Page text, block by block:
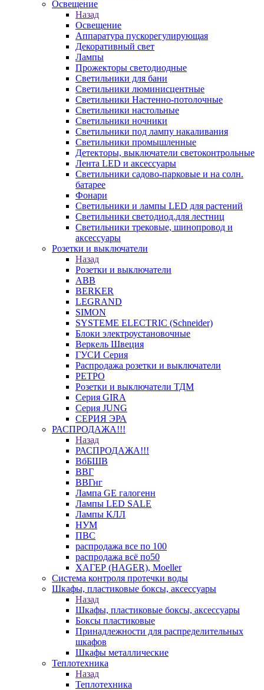
Освещение
Назад
Освещение
Аппаратура пускорегулирующая
Декоративный свет
Лампы
Прожекторы светодиодные
Светильники для бани
Светильники люминисцентные
Светильники Настенно-потолочные
Светильники настольные
Светильники ночники
Светильники под лампу накаливания
Светильники промышленные
Детекторы, выключатели светоконтрольные
Лента LED и аксессуары
Светильники садово-парковые и на солн.
батарее
Фонари
Светильники и лампы LED для растений
Светильники светодиод.для лестниц
Светильники трековые, шинопровод и
аксессуары
Розетки и выключатели
Назад
Розетки и выключатели
ABB
BERKER
LEGRAND
SIMON
SYSTEME ELECTRIC (Schneider)
Блоки электроустановочные
Веркель Швеция
ГУСИ Серия
Распродажа розетки и выключатели
РЕТРО
Розетки и выключатели ТДМ
Серия GIRA
Серия JUNG
СЕРИЯ ЭРА
РАСПРОДАЖА!!!
Назад
РАСПРОДАЖА!!!
ВбБШВ
ВВГ
ВВГнг
Лампа GE галогенн
Лампы LED SALE
Лампы КЛЛ
НУМ
ПВС
распродажа все по 100
распродажа всё по50
ХАГЕР (HAGER), Moeller
Система контроля протечки воды
Шкафы, пластиковые боксы, аксессуары
Назад
Шкафы, пластиковые боксы, аксессуары
Боксы пластиковые
Принадлежности для распределительных
шкафов
Шкафы металлические
Теплотехника
Назад
Теплотехника